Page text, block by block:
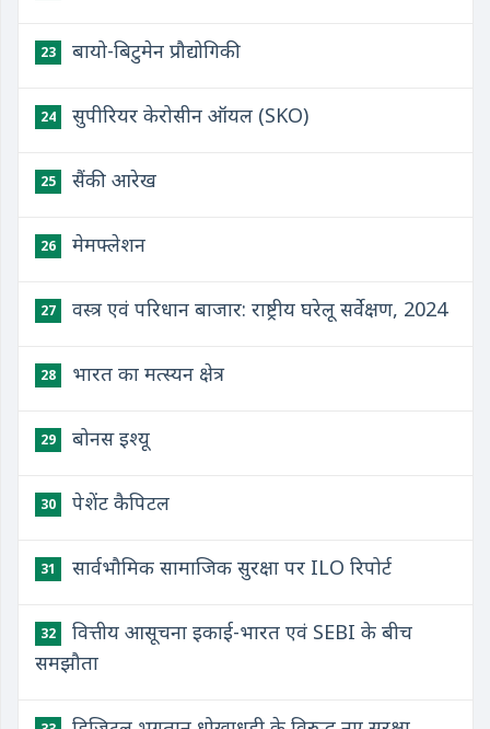
23 बायो-बिटुमेन प्रौद्योगिकी
24 सुपीरियर केरोसीन ऑयल (SKO)
25 सैंकी आरेख
26 मेमफ्लेशन
27 वस्त्र एवं परिधान बाजार: राष्ट्रीय घरेलू सर्वेक्षण, 2024
28 भारत का मत्स्यन क्षेत्र
29 बोनस इश्यू
30 पेशेंट कैपिटल
31 सार्वभौमिक सामाजिक सुरक्षा पर ILO रिपोर्ट
32
वित्तीय आसूचना इकाई-भारत एवं SEBI के बीच
समझौता